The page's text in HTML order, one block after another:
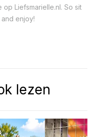
Liefsmarielle.nl. So sit
enjoy!
lezen